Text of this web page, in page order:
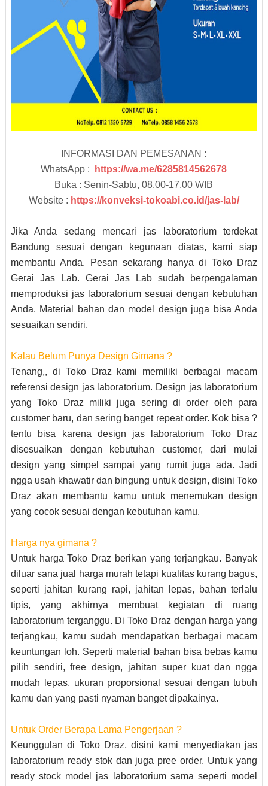
INFORMASI DAN PEMESANAN :
WhatsApp :
https://wa.me/6285814562678
Buka : Senin-Sabtu, 08.00-17.00 WIB
Website : https://konveksi-tokoabi.co.id/jas-lab/
Jika Anda sedang mencari jas laboratorium terdekat
Bandung sesuai dengan kegunaan diatas, kami siap
membantu Anda. Pesan sekarang hanya di Toko Draz
Gerai Jas Lab. Gerai Jas Lab sudah berpengalaman
memproduksi jas laboratorium sesuai dengan kebutuhan
Anda. Material bahan dan model design juga bisa Anda
sesuaikan sendiri.
Kalau Belum Punya Design Gimana ?
Tenang,, di Toko Draz kami memiliki berbagai macam
referensi design jas laboratorium. Design jas laboratorium
yang Toko Draz miliki juga sering di order oleh para
customer baru, dan sering banget repeat order. Kok bisa ?
tentu bisa karena design jas laboratorium Toko Draz
disesuaikan dengan kebutuhan customer, dari mulai
design yang simpel sampai yang rumit juga ada. Jadi
ngga usah khawatir dan bingung untuk design, disini Toko
Draz akan membantu kamu untuk menemukan design
yang cocok sesuai dengan kebutuhan kamu.
Harga nya gimana ?
Untuk harga Toko Draz berikan yang terjangkau. Banyak
diluar sana jual harga murah tetapi kualitas kurang bagus,
seperti jahitan kurang rapi, jahitan lepas, bahan terlalu
tipis, yang akhirnya membuat kegiatan di ruang
laboratorium terganggu. Di Toko Draz dengan harga yang
terjangkau, kamu sudah mendapatkan berbagai macam
keuntungan loh. Seperti material bahan bisa bebas kamu
pilih sendiri, free design, jahitan super kuat dan ngga
mudah lepas, ukuran proporsional sesuai dengan tubuh
kamu dan yang pasti nyaman banget dipakainya.
Untuk Order Berapa Lama Pengerjaan ?
Keunggulan di Toko Draz, disini kami menyediakan jas
laboratorium ready stok dan juga pree order. Untuk yang
ready stock model jas laboratorium sama seperti model